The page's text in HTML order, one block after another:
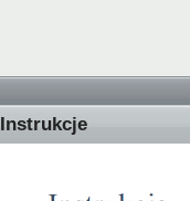
Instrukcje